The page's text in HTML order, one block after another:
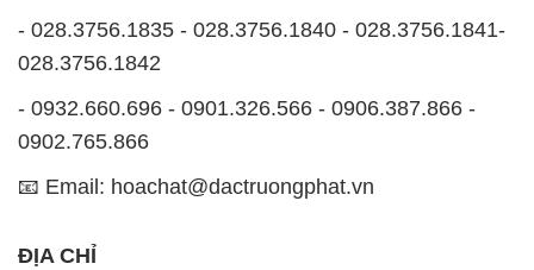
- 028.3756.1835 - 028.3756.1840 - 028.3756.1841-
028.3756.1842
- 0932.660.696 - 0901.326.566 - 0906.387.866 -
0902.765.866
📧 Email: hoachat@dactruongphat.vn
ĐỊA CHỈ